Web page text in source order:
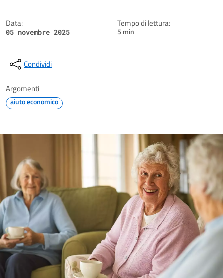
Data:
05 novembre 2025
Tempo di lettura:
5 min
Condividi
Argomenti
aiuto economico